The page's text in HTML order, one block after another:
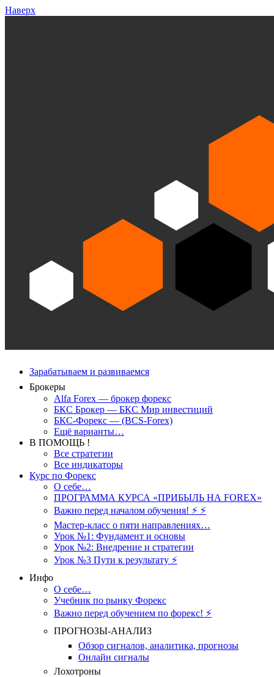
Наверх
Зарабатываем и развиваемся
Брокеры
Alfa Forex — брокер форекс
БКС Брокер — БКС Мир инвестиций
БКС-Форекс — (BCS-Forex)
Ещё варианты…
В ПОМОЩЬ !
Все стратегии
Все индикаторы
Курс по Форекс
О себе…
ПРОГРАММА КУРСА «ПРИБЫЛЬ НА FOREX»
Важно перед началом обучения! ⚡ ⚡
Мастер-класс о пяти направлениях…
Урок №1: Фундамент и основы
Урок №2: Внедрение и стратегии
Урок №3 Пути к результату ⚡️
Инфо
О себе…
Учебник по рынку Форекс
Важно перед обучением по форекс! ⚡
ПРОГНОЗЫ-АНАЛИЗ
Обзор сигналов, аналитика, прогнозы
Онлайн сигналы
Лохотроны